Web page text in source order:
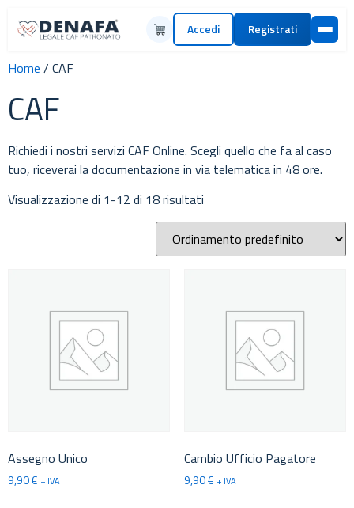
Accedi Registrati
Home / CAF
CAF
Richiedi i nostri servizi CAF Online. Scegli quello che fa al caso
tuo, riceverai la documentazione in via telematica in 48 ore.
Visualizzazione di 1-12 di 18 risultati
Assegno Unico
9,90€ + IVA
Cambio Ufficio Pagatore
9,90€ + IVA